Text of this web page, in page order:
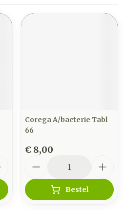
Corega A/bacterie Tabl
66
€ 8,00
Bestel